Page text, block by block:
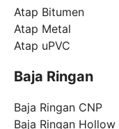
Atap Bitumen
Atap Metal
Atap uPVC
Baja Ringan
Baja Ringan CNP
Baja Ringan Hollow